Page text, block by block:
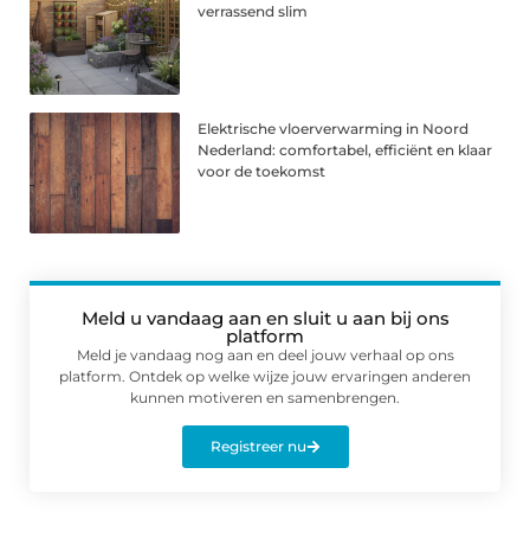
verrassend slim
Elektrische vloerverwarming in Noord
Nederland: comfortabel, efficiënt en klaar
voor de toekomst
Meld u vandaag aan en sluit u aan bij ons
platform
Meld je vandaag nog aan en deel jouw verhaal op ons
platform. Ontdek op welke wijze jouw ervaringen anderen
kunnen motiveren en samenbrengen.
Registreer nu